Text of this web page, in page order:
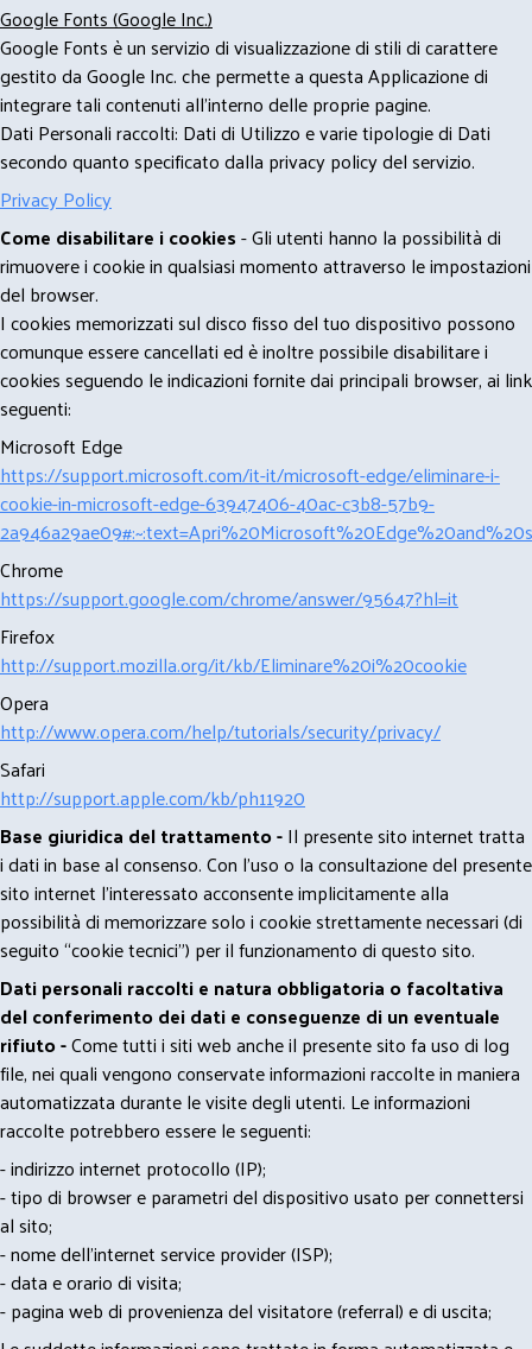
Google Fonts (Google Inc.)
Google Fonts è un servizio di visualizzazione di stili di carattere
gestito da Google Inc. che permette a questa Applicazione di
integrare tali contenuti all'interno delle proprie pagine.
Dati Personali raccolti: Dati di Utilizzo e varie tipologie di Dati
secondo quanto specificato dalla privacy policy del servizio.
Privacy Policy
Come disabilitare i cookies- Gli utenti hanno la possibilità di
rimuovere i cookie in qualsiasi momento attraverso le impostazioni
del browser.
I cookies memorizzati sul disco fisso del tuo dispositivo possono
comunque essere cancellati ed è inoltre possibile disabilitare i
cookies seguendo le indicazioni fornite dai principali browser, ai link
seguenti:
Microsoft Edge
https://support.microsoft.com/it-it/microsoft-edge/eliminare-i-
cookie-in-microsoft-edge-63947406-40ac-c3b8-57b9-
Chrome
https://support.google.com/chrome/answer/95647?hl=it
Firefox
http://support.mozilla.org/it/kb/Eliminare%20i%20cookie
Opera
http://www.opera.com/help/tutorials/security/privacy/
Safari
http://support.apple.com/kb/ph11920
Base giuridica del trattamento -Il presente sito internet tratta
i dati in base al consenso. Con l'uso o la consultazione del presente
sito internet l’interessato acconsente implicitamente alla
possibilità di memorizzare solo i cookie strettamente necessari (di
seguito “cookie tecnici”) per il funzionamento di questo sito.
Dati personali raccolti e natura obbligatoria o facoltativa
del conferimento dei dati e conseguenze di un eventuale
rifiuto -Come tutti i siti web anche il presente sito fa uso di log
file, nei quali vengono conservate informazioni raccolte in maniera
automatizzata durante le visite degli utenti. Le informazioni
raccolte potrebbero essere le seguenti:
- indirizzo internet protocollo (IP);
- tipo di browser e parametri del dispositivo usato per connettersi
al sito;
- nome dell'internet service provider (ISP);
- data e orario di visita;
- pagina web di provenienza del visitatore (referral) e di uscita;